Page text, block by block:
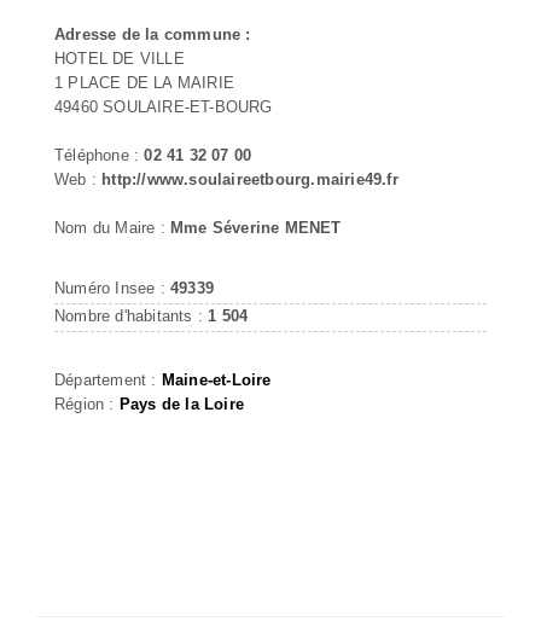
Adresse de la commune :
HOTEL DE VILLE
1 PLACE DE LA MAIRIE
49460 SOULAIRE-ET-BOURG
Téléphone :02 41 32 07 00
Web : http://www.soulaireetbourg.mairie49.fr
Nom du Maire : Mme Séverine MENET
Numéro Insee : 49339
Nombre d'habitants : 1 504
Département : Maine-et-Loire
Région : Pays de la Loire